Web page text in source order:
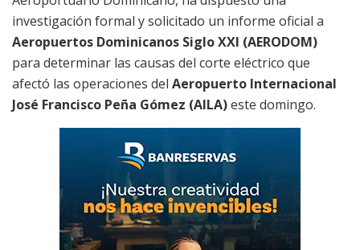
investigación formal y solicitado un informe oficial a
Aeropuertos Dominicanos Siglo XXI (AERODOM)
para determinar las causas del corte eléctrico que
afectó las operaciones del Aeropuerto Internacional
José Francisco Peña Gómez (AILA)este domingo.